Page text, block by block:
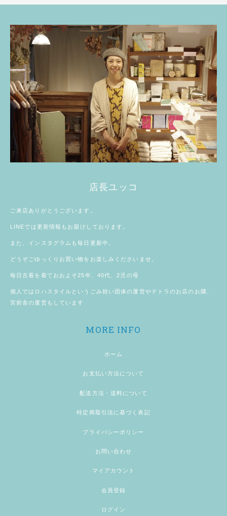
店長ユッコ
ご来店ありがとうございます。
LINEでは更新情報もお届けしております。
また、 インスタグラム も毎日更新中。
どうぞごゆっくりお買い物をお楽しみくださいませ。
毎日古着を着ておおよそ25年、40代、2児の母
個人では ロハスタイル というごみ拾い団体の運営やテトラのお店のお隣、
宮前舎の運営もしています
MORE INFO
ホーム
お支払い方法について
配送方法・送料について
特定商取引法に基づく表記
プライバシーポリシー
お問い合わせ
マイアカウント
会員登録
ログイン